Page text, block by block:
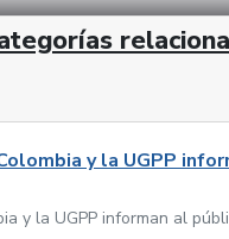
y la UGPP
y la UGPP informan al